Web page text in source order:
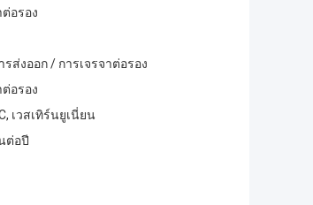
ต่อรอง
รส่งออก / การเจรจาต่อรอง
ต่อรอง
เวสเทิร์นยูเนี่ยน
ต่อปี